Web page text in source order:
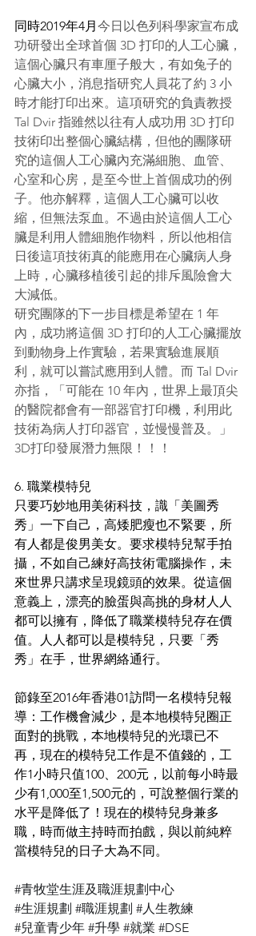
同時2019年4月今日以色列科學家宣布成
功研發出全球首個 3D 打印的人工心臟，
這個心臟只有車厘子般大，有如兔子的
心臟大小，消息指研究人員花了約 3 小
時才能打印出來。這項研究的負責教授
Tal Dvir 指雖然以往有人成功用 3D 打印
技術印出整個心臟結構，但他的團隊研
究的這個人工心臟內充滿細胞、血管、
心室和心房，是至今世上首個成功的例
子。他亦解釋，這個人工心臟可以收
縮，但無法泵血。不過由於這個人工心
臟是利用人體細胞作物料，所以他相信
日後這項技術真的能應用在心臟病人身
上時，心臟移植後引起的排斥風險會大
大減低。
研究團隊的下一步目標是希望在 1 年
內，成功將這個 3D 打印的人工心臟擺放
到動物身上作實驗，若果實驗進展順
利，就可以嘗試應用到人體。而 Tal Dvir
亦指，「可能在 10 年內，世界上最頂尖
的醫院都會有一部器官打印機，利用此
技術為病人打印器官，並慢慢普及。」
3D打印發展潛力無限！！！
6. 職業模特兒
只要巧妙地用美術科技，識「美圖秀
秀」一下自己，高矮肥瘦也不緊要，所
有人都是俊男美女。要求模特兒幫手拍
攝，不如自己練好高技術電腦操作，未
來世界只講求呈現鏡頭的效果。從這個
意義上，漂亮的臉蛋與高挑的身材人人
都可以擁有，降低了職業模特兒存在價
值。人人都可以是模特兒，只要「秀
秀」在手，世界網絡通行。
節錄至2016年香港01訪問一名模特兒報
導：工作機會減少，是本地模特兒圈正
面對的挑戰，本地模特兒的光環已不
再，現在的模特兒工作是不值錢的，工
作1小時只值100、200元，以前每小時最
少有1,000至1,500元的，可說整個行業的
水平是降低了！現在的模特兒身兼多
職，時而做主持時而拍戲，與以前純粹
當模特兒的日子大為不同。
#青牧堂生涯及職涯規劃中心
#生涯規劃 #職涯規劃 #人生教練
#兒童青少年 #升學 #就業 #DSE